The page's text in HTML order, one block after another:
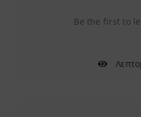
Be the first to